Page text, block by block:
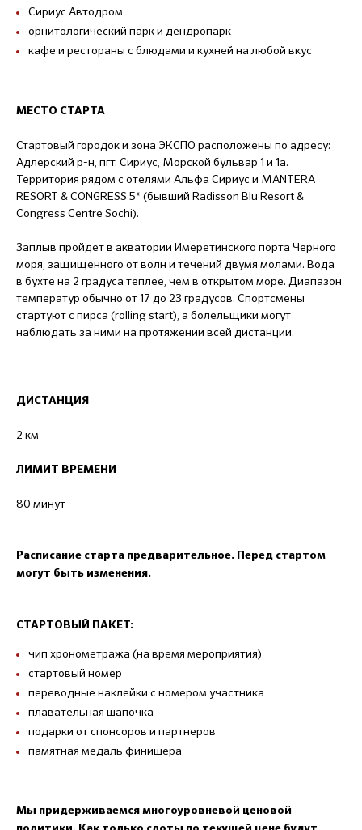
Сириус Автодром
орнитологический парк и дендропарк
кафе и рестораны с блюдами и кухней на любой вкус
МЕСТО СТАРТА
Стартовый городок и зона ЭКСПО расположены по адресу:
Адлерский р-н, пгт. Сириус, Морской бульвар 1 и 1а.
Территория рядом с отелями Альфа Сириус и MANTERA
RESORT & CONGRESS 5* (бывший Radisson Blu Resort &
Congress Centre Sochi).
Заплыв пройдет в акватории Имеретинского порта Черного
моря, защищенного от волн и течений двумя молами. Вода
в бухте на 2 градуса теплее, чем в открытом море. Диапазон
температур обычно от 17 до 23 градусов. Спортсмены
стартуют с пирса (rolling start), а болельщики могут
наблюдать за ними на протяжении всей дистанции.
ДИСТАНЦИЯ
2 км
ЛИМИТ ВРЕМЕНИ
80 минут
Расписание старта предварительное. Перед стартом
могут быть изменения.
СТАРТОВЫЙ ПАКЕТ:
чип хронометража (на время мероприятия)
стартовый номер
переводные наклейки с номером участника
плавательная шапочка
подарки от спонсоров и партнеров
памятная медаль финишера
Мы придерживаемся многоуровневой ценовой